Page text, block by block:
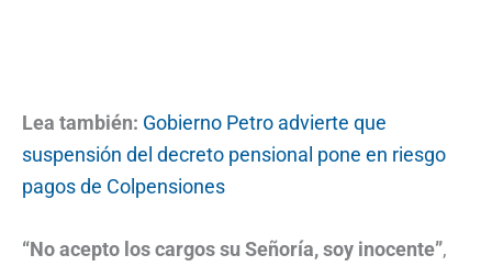
Lea también: Gobierno Petro advierte que
suspensión del decreto pensional pone en riesgo
pagos de Colpensiones
“No acepto los cargos su Señoría, soy inocente”,